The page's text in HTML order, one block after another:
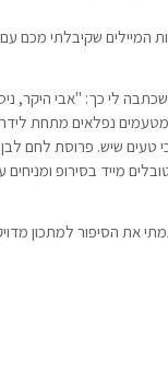
שקיבלתי מכם עם
לי כך: "אבי היקר,
נפלאים מתחת לידה.
טעים שיש. פרוסת לחם
מייד בסירופ
את הסיפור למתכון